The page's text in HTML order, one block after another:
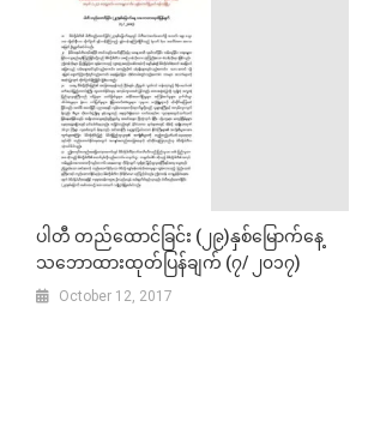
ပါတီ တည်ထောင်ခြင်း (၂၉)နှစ်မြောက်နေ့
သဘောထားထုတ်ပြန်ချက် (၇/ ၂၀၁၇)
October 12, 2017